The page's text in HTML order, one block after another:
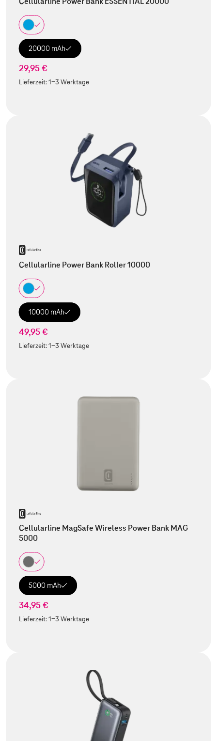
20000 mAh
29,95 €
Lieferzeit:1-3 Werktage
Cellularline Power Bank Roller 10000
10000 mAh
49,95 €
Lieferzeit:1-3 Werktage
Cellularline MagSafe Wireless Power Bank MAG
5000
5000 mAh
34,95 €
Lieferzeit:1-3 Werktage